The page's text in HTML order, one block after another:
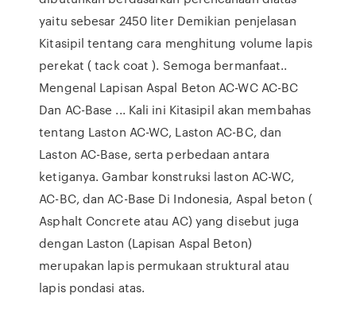
yaitu sebesar 2450 liter Demikian penjelasan
Kitasipil tentang cara menghitung volume lapis
perekat ( tack coat ). Semoga bermanfaat..
Mengenal Lapisan Aspal Beton AC-WC AC-BC
Dan AC-Base ... Kali ini Kitasipil akan membahas
tentang Laston AC-WC, Laston AC-BC, dan
Laston AC-Base, serta perbedaan antara
ketiganya. Gambar konstruksi laston AC-WC,
AC-BC, dan AC-Base Di Indonesia, Aspal beton (
Asphalt Concrete atau AC) yang disebut juga
dengan Laston (Lapisan Aspal Beton)
merupakan lapis permukaan struktural atau
lapis pondasi atas.